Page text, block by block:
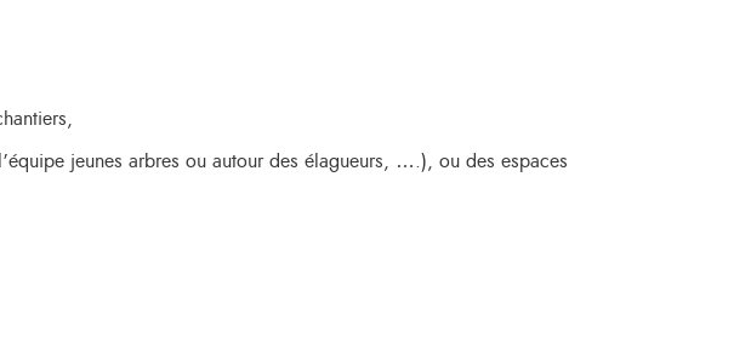
jeunes arbres ou autour des élagueurs, ….), ou des espaces